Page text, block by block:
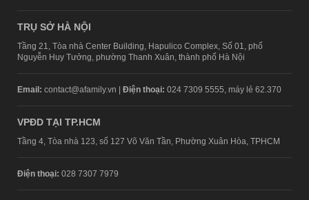
TRỤ SỞ HÀ NỘI
Tầng 21, Tòa nhà Center Building, Hapulico Complex, Số 01, phố
Nguyễn Huy Tưởng, phường Thanh Xuân, thành phố Hà Nội
Email: contact@afamily.vn | Điện thoại: 024 7309 5555, máy lẻ 62.370
VPĐD TẠI TP.HCM
Tầng 4, Tòa nhà 123, số 127 Võ Văn Tần, Phường Xuân Hòa, TPHCM
Điện thoại: 028 7307 7979